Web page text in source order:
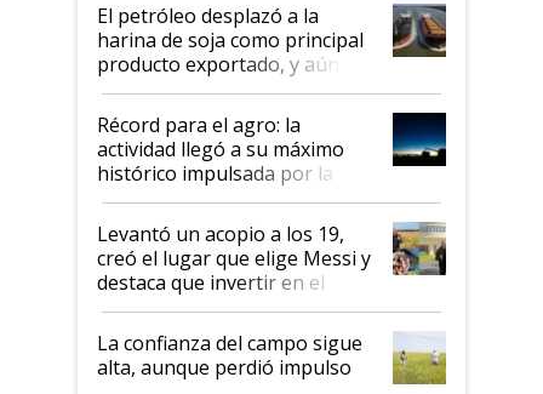
El petróleo desplazó a la
harina de soja como principal
producto exportado, y aún así
el agro aportó casi seis de cada
diez dólares y sostuvo el
liderazgo en un semestre
récord
Récord para el agro: la
actividad llegó a su máximo
histórico impulsada por la
cosecha y las exportaciones
Levantó un acopio a los 19,
creó el lugar que elige Messi y
destaca que invertir en el
kirchnerismo era como "darle
plata a un hijo para droga":
Juan Félix Rossetti, el libertario
que de una dura crisis salió
La confianza del campo sigue
alta, aunque perdió impulso